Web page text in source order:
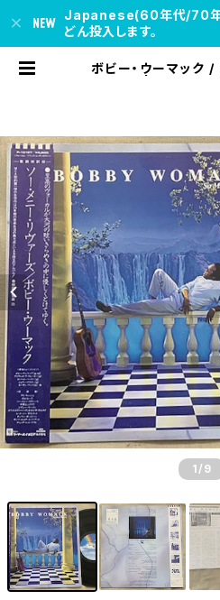
Japanese(60年代/70年
どん投入します。
ボビー・ウーマック /
1 /9